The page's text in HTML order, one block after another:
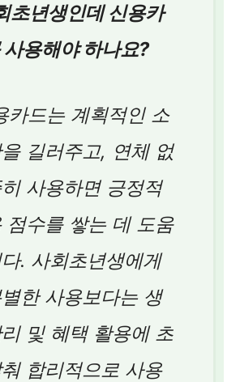
초년생인데 신용카
사용해야 하나요?
카드는 계획적인 소
길러주고, 연체 없
사용하면 긍정적
점수를 쌓는 데 도움
. 사회초년생에게
한 사용보다는 생
및 혜택 활용에 초
합리적으로 사용